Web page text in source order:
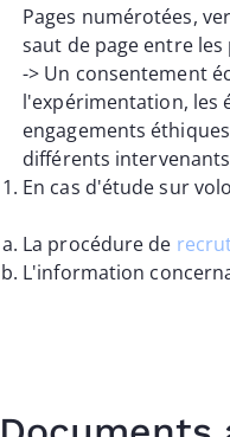
Pages numérotées,
saut de page entre
-> Un consentement
l'expérimentation, les
engagements
différents
En cas d'étude sur
La procédure de
L'information